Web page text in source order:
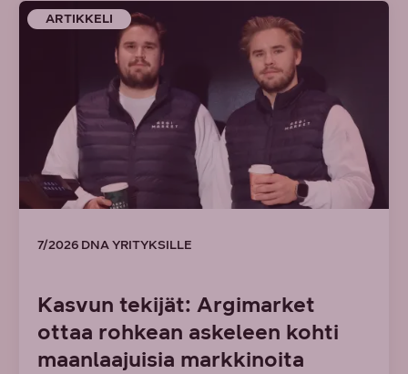
ARTIKKELI
7/2026 DNA YRITYKSILLE
Kasvun tekijät: Argimarket
ottaa rohkean askeleen kohti
maanlaajuisia markkinoita